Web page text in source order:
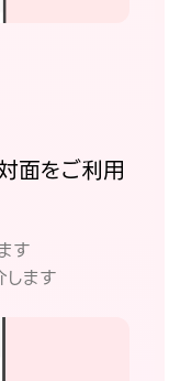
面をご利用
す
します